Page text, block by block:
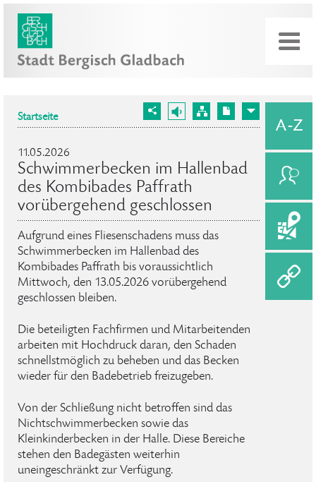
Startseite
11.05.2026
Schwimmerbecken im Hallenbad
des Kombibades Paffrath
vorübergehend geschlossen
Aufgrund eines Fliesenschadens muss das
Schwimmerbecken im Hallenbad des
Kombibades Paffrath bis voraussichtlich
Mittwoch, den 13.05.2026 vorübergehend
geschlossen bleiben.
Die beteiligten Fachfirmen und Mitarbeitenden
arbeiten mit Hochdruck daran, den Schaden
schnellstmöglich zu beheben und das Becken
wieder für den Badebetrieb freizugeben.
Von der Schließung nicht betroffen sind das
Nichtschwimmerbecken sowie das
Kleinkinderbecken in der Halle. Diese Bereiche
stehen den Badegästen weiterhin
uneingeschränkt zur Verfügung.